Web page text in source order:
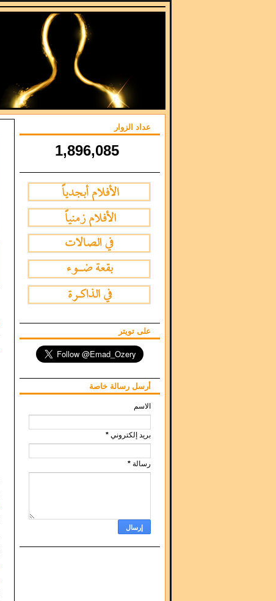
عداد الزوار
1,896,085
على تويتر
أرسل رسالة خاصة
الاسم
بريد إلكتروني *
رسالة *